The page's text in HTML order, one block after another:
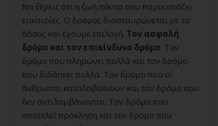
Να ξέρεις ότι η ζωή πάντα σου παρουσιάζει
ευκαιρίες. Ο δρόμος διασταυρώνεται με το
δάσος και έχουμε επιλογή. Τον ασφαλή
δρόμο και τον επικίνδυνο δρόμο. Τον
δρόμο που πληρώνει πολλά και τον δρόμο
που διδάσκει πολλά. Τον δρόμο που οι
άνθρωποι καταλαβαίνουν και τον δρόμο που
δεν αντιλαμβάνονται. Τον δρόμο που
αποτελεί πρόκληση και τον δρόμο που